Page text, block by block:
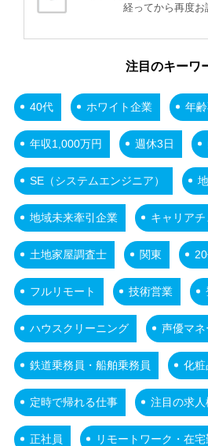
経ってから再度お
注目のキーワ
40代 ホワイト企業 年
年収1,000万円 週休3日
SE（システムエンジニア）
地域未来牽引企業 キャリアチ
土地家屋調査士 関東
フルリモート 技術営業
ハウスクリーニング 声優マ
鉄道乗務員・船舶乗務員 化粧
定時で帰れる仕事 注目の求人
正社員 リモートワーク・在宅